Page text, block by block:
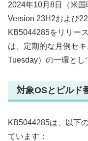
2024年10月8日（米
Version 23H2および
KB5044285をリリー
は、定期的な月例セ
Tuesday）の一環とし
対象OSとビルド
KB5044285は、以下
ています：